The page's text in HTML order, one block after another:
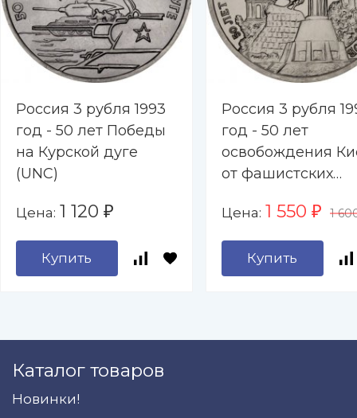
Россия 3 рубля 1993
год - 50 лет Победы
на Курской дуге
(UNC)
Цена: 1 120 ₽
Купить
Россия 3 рубля
год - 50 лет
освобождения
от фашистских
Цена: 1 550 ₽ 1
Купить
Каталог товаров
Новинки!